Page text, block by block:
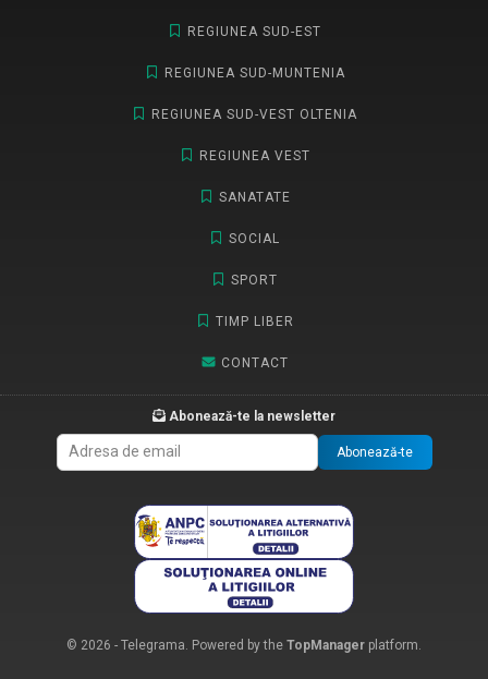
REGIUNEA SUD-EST
REGIUNEA SUD-MUNTENIA
REGIUNEA SUD-VEST OLTENIA
REGIUNEA VEST
SANATATE
SOCIAL
SPORT
TIMP LIBER
CONTACT
Abonează-te la newsletter
Abonează-te
© 2026 - Telegrama. Powered by the TopManager platform.